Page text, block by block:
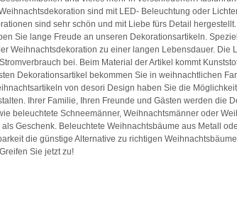
sind mit LED- Beleuchtung oder
sind sehr schön und mit Liebe fürs Detail
Sie lange Freude an unseren Dekorationsartikeln.
Weihnachtsdekoration zu einer langen Lebensdauer. Die
bei. Beim Material der Artikel kommt
Dekorationsartikel bekommen Sie in weihnachtlichen
von desori Design haben Sie die
Ihrer Familie, Ihren Freunde und Gästen werden die
beleuchtete Schneemänner, Weihnachtsmänner oder
Geschenk. Beleuchtete Weihnachtsbäume aus Metall
die günstige Alternative zu richtigen
Sie jetzt zu!